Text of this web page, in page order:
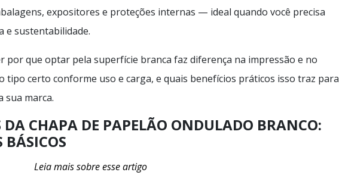
expositores e proteções internas — ideal quando você precisa
e sustentabilidade.
por que optar pela superfície branca faz diferença na impressão e no
tipo certo conforme uso e carga, e quais benefícios práticos isso traz para
sua marca.
DA CHAPA DE PAPELÃO ONDULADO BRANCO:
BÁSICOS